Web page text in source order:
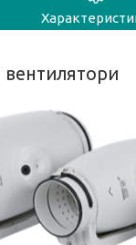
вентилятори